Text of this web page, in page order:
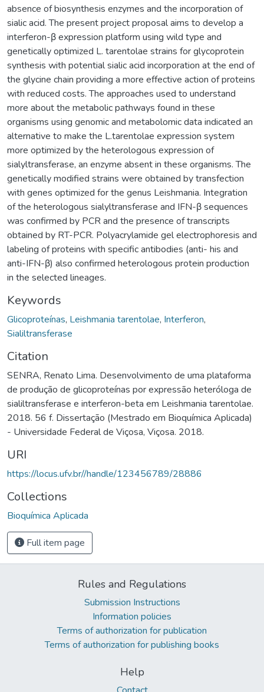
absence of biosynthesis enzymes and the incorporation of
sialic acid. The present project proposal aims to develop a
interferon-β expression platform using wild type and
genetically optimized L. tarentolae strains for glycoprotein
synthesis with potential sialic acid incorporation at the end of
the glycine chain providing a more effective action of proteins
with reduced costs. The approaches used to understand
more about the metabolic pathways found in these
organisms using genomic and metabolomic data indicated an
alternative to make the L.tarentolae expression system
more optimized by the heterologous expression of
sialyltransferase, an enzyme absent in these organisms. The
genetically modified strains were obtained by transfection
with genes optimized for the genus Leishmania. Integration
of the heterologous sialyltransferase and IFN-β sequences
was confirmed by PCR and the presence of transcripts
obtained by RT-PCR. Polyacrylamide gel electrophoresis and
labeling of proteins with specific antibodies (anti- his and
anti-IFN-β) also confirmed heterologous protein production
in the selected lineages.
Keywords
Glicoproteínas, Leishmania tarentolae, Interferon,
Sialiltransferase
Citation
SENRA, Renato Lima. Desenvolvimento de uma plataforma
de produção de glicoproteínas por expressão heteróloga de
sialiltransferase e interferon-beta em Leishmania tarentolae.
2018. 56 f. Dissertação (Mestrado em Bioquímica Aplicada)
- Universidade Federal de Viçosa, Viçosa. 2018.
URI
https://locus.ufv.br//handle/123456789/28886
Collections
Bioquímica Aplicada
Full item page
Rules and Regulations
Submission Instructions
Information policies
Terms of authorization for publication
Terms of authorization for publishing books
Help